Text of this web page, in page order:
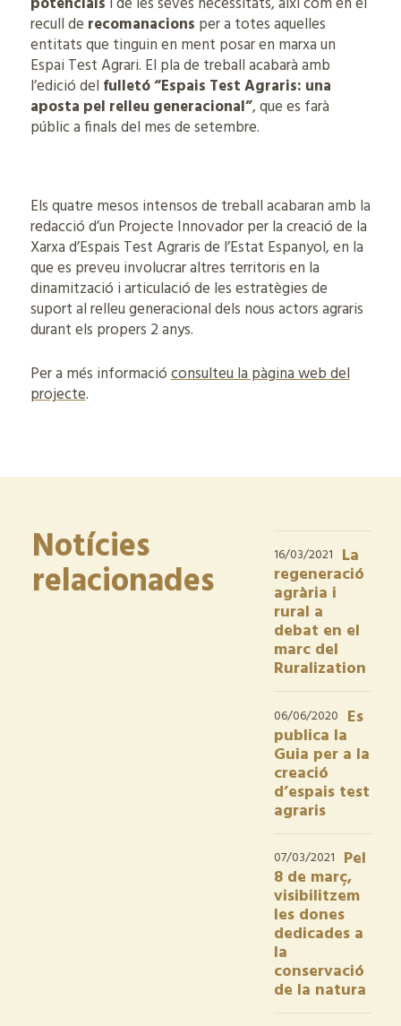
recull de recomanacions per a totes aquelles
entitats que tinguin en ment posar en marxa un
Espai Test Agrari. El pla de treball acabarà amb
l’edició del fulletó “Espais Test Agraris: una
aposta pel relleu generacional”, que es farà
públic a finals del mes de setembre.
Els quatre mesos intensos de treball acabaran amb la
redacció d’un Projecte Innovador per la creació de la
Xarxa d’Espais Test Agraris de l’Estat Espanyol, en la
que es preveu involucrar altres territoris en la
dinamització i articulació de les estratègies de
suport al relleu generacional dels nous actors agraris
durant els propers 2 anys.
Per a més informacióconsulteu la pàgina web del
projecte.
Notícies
relacionades
16/03/2021 La
regeneració
agrària i
rural a
debat en el
marc del
Ruralization
06/06/2020 Es
publica la
Guia per a la
creació
d’espais test
agraris
07/03/2021 Pel
8 de març,
visibilitzem
les dones
dedicades a
la
conservació
de la natura